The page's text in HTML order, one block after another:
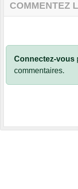
COMMENTEZ
Connectez-vous
commentaires.